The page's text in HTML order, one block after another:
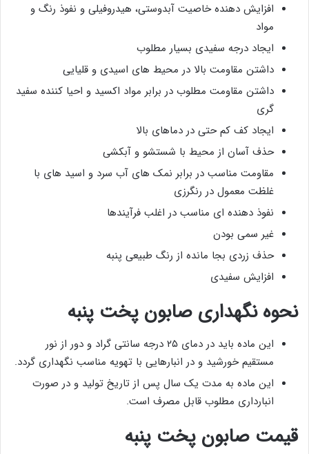
افزایش دهنده خاصیت آبدوستی، هیدروفیلی و نفوذ رنگ و
مواد
ایجاد درجه سفیدی بسیار مطلوب
داشتن مقاومت بالا در محیط های اسیدی و قلیایی
داشتن مقاومت مطلوب در برابر مواد اکسید و احیا کننده سفید
گری
ایجاد کف کم حتی در دماهای بالا
حذف آسان از محیط با شستشو و آبکشی
مقاومت مناسب در برابر نمک های آب سرد و اسید های با
غلظت معمول در رنگرزی
نفوذ دهنده ای مناسب در اغلب فرآیندها
غیر سمی بودن
حذف زردی بجا مانده از رنگ طبیعی پنبه
افزایش سفیدی
نحوه نگهداری صابون پخت پنبه
این ماده باید در دمای ۲۵ درجه سانتی گراد و دور از نور
مستقیم خورشید و در انبارهایی با تهویه مناسب نگهداری گردد.
این ماده به مدت یک سال پس از تاریخ تولید و در صورت
انبارداری مطلوب قابل مصرف است.
قیمت صابون پخت پنبه